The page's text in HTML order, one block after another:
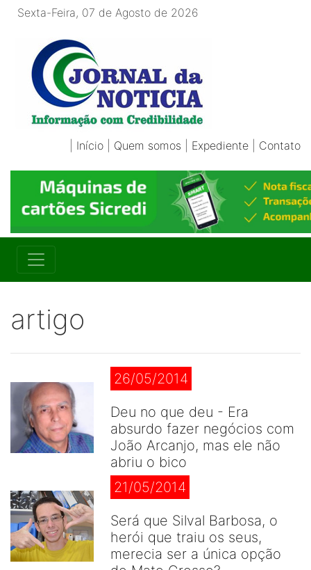
Sexta-Feira, 07 de Agosto de 2026
Início Quem somos Expediente Contato
artigo
26/05/2014
Deu no que deu - Era
absurdo fazer negócios com
João Arcanjo, mas ele não
abriu o bico
21/05/2014
Será que Silval Barbosa, o
herói que traiu os seus,
merecia ser a única opção